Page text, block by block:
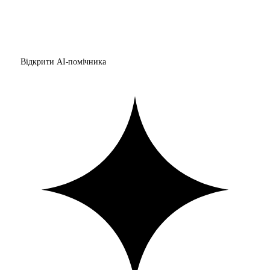
Відкрити AI-помічника